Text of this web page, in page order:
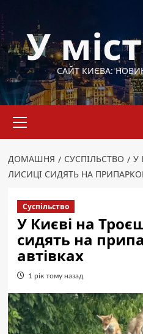
до
вмістуУ САЙТ КИЄВА:
меню
ДОМАШНЯ СУСПІЛЬСТВО
У
ЛИСИЦІ СИДЯТЬ НА
Суспільство
У Києві на
сидять на
автівках
1 рік тому назад